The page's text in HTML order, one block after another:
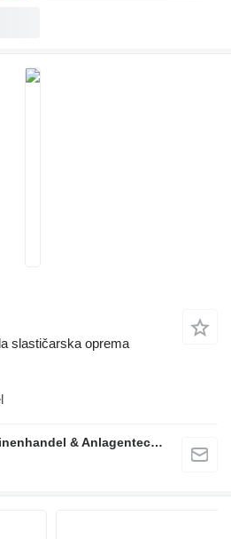
slastičarska oprema
Peter Heidenreich Maschinenhandel & Anlagentechnik